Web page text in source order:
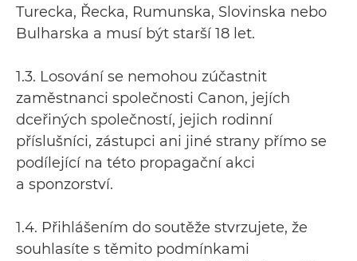
Turecka, Řecka, Rumunska, Slovinska nebo
Bulharska a musí být starší 18 let.
1.3. Losování se nemohou zúčastnit
zaměstnanci společnosti Canon, jejích
dceřiných společností, jejich rodinní
příslušníci, zástupci ani jiné strany přímo se
podílející na této propagační akci
a sponzorství.
1.4. Přihlášením do soutěže stvrzujete, že
souhlasíte s těmito podmínkami